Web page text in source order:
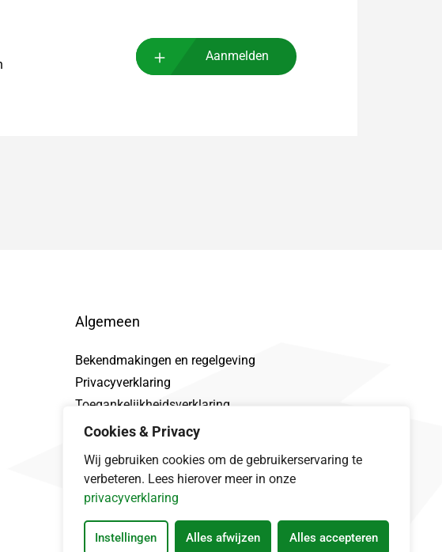
Cookies & Privacy
Wij gebruiken cookies om de gebruikerservaring te
verbeteren. Lees hierover meer in onze
privacyverklaring
Instellingen Alles afwijzen Alles accepteren
Aanmelden
Algemeen
Bekendmakingen en regelgeving
Privacyverklaring
Toegankelijkheidsverklaring
Proclaimer